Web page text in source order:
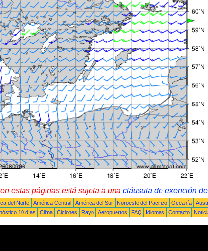
estas páginas está sujeta a una cláusula de exención
del Norte América Central América del Sur Noroeste del Pacifico Oceanía
10 días Clima Ciclones Rayo Aeropuertos FAQ Idiomas Contacto